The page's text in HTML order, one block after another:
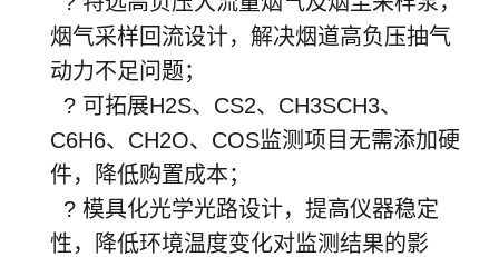
烟气采样回流设计，解决烟道高负压抽气
动力不足问题；
? 可拓展H2S、CS2、CH3SCH3、
C6H6、CH2O、COS监测项目无需添加硬
件，降低购置成本；
? 模具化光学光路设计，提高仪器稳定
性，降低环境温度变化对监测结果的影